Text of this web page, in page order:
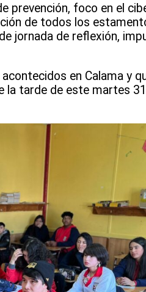
foco en el
de todos los
jornada de reflexión,
en Calama y
tarde de este martes